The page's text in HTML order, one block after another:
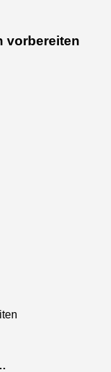
vorbereiten